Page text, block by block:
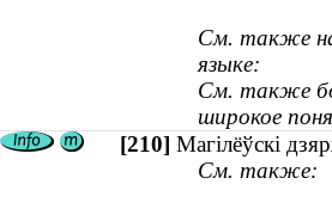
См. также
языке:
См. также
широкое
[210] Магілёўскі
См. также: